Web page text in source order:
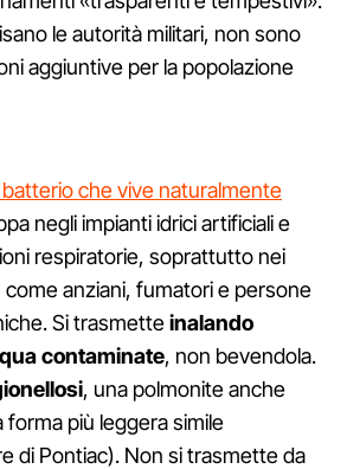
le autorità militari, non sono
aggiuntive per la popolazione
che vive naturalmente
negli impianti idrici artificiali e
respiratorie, soprattutto nei
anziani, fumatori e persone
Si trasmetteinalando
contaminate, non bevendola.
, una polmonite anche
più leggera simile
di Pontiac). Non si trasmette da